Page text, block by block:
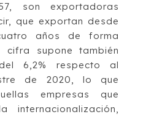
son exportadoras
que exportan desde
años de forma
cifra supone también
6,2% respecto al
de 2020, lo que
empresas que
internacionalización,